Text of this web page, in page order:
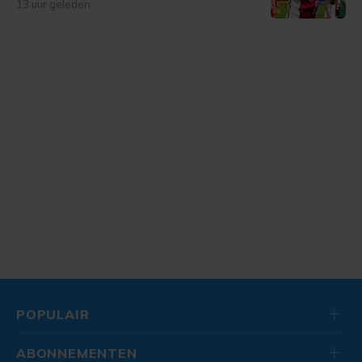
13 uur geleden
POPULAIR
ABONNEMENTEN